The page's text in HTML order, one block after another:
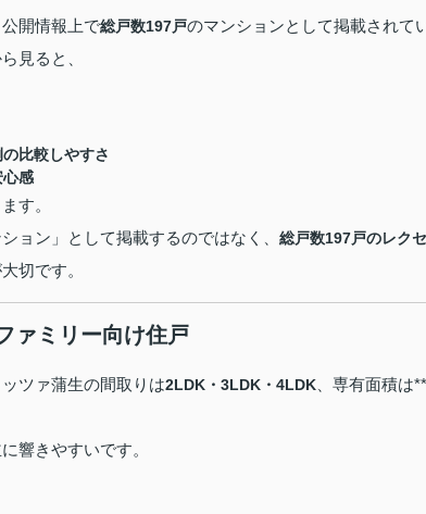
開情報上で総戸数197戸のマンションとして掲載されて
見ると、
比較しやすさ
心感
す。
ョン」として掲載するのではなく、 総戸数197戸のレク
切です。
ァミリー向け住戸
ツァ蒲生の間取りは2LDK・3LDK・4LDK 、専有面積は
響きやすいです。